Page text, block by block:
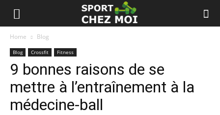
Home Blog
Blog Crossfit Fitness
9 bonnes raisons de se
mettre à l’entraînement à la
médecine-ball